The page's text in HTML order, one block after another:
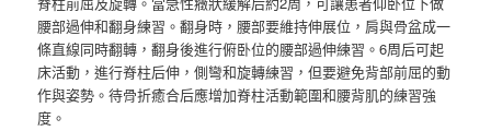
腰部過伸和翻身練習。翻身時，腰部要維持伸展位，肩與骨盆成一
條直線同時翻轉，翻身後進行俯卧位的腰部過伸練習。6周后可起
床活動，進行脊柱后伸，側彎和旋轉練習，但要避免背部前屈的動
作與姿勢。待骨折癒合后應增加脊柱活動範圍和腰背肌的練習強
度。